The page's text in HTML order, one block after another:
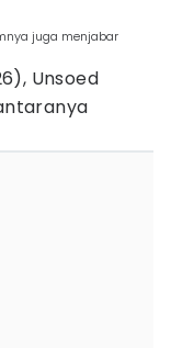
juga menjabar
Unsoed